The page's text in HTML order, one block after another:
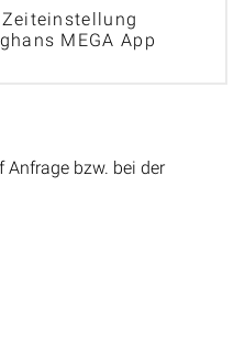
MEGA App
Anfrage bzw. bei der